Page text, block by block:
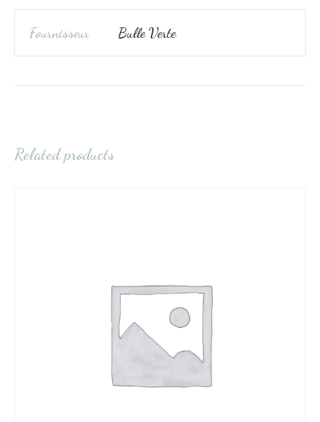
Fournisseur Bulle Verte
Related products